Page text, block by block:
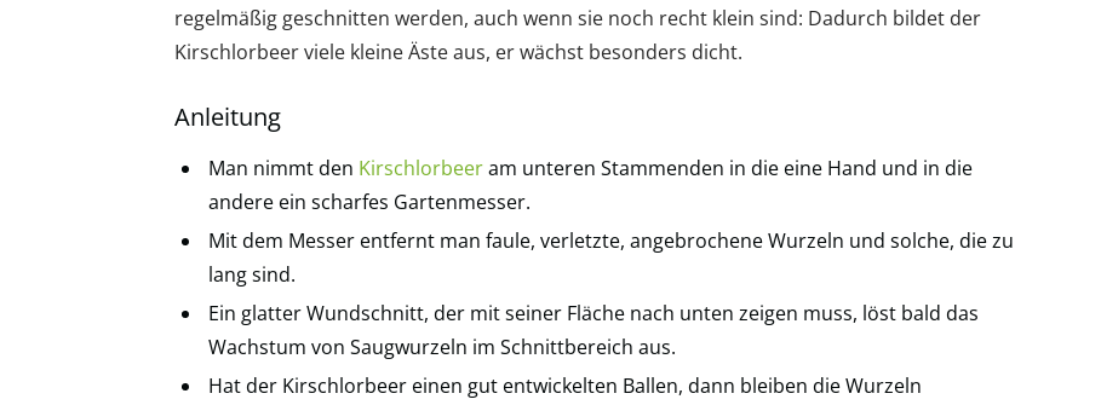
regelmäßig geschnitten werden, auch wenn sie noch recht klein sind: Dadurch bildet der
Kirschlorbeer viele kleine Äste aus, er wächst besonders dicht.
Anleitung
Man nimmt den Kirschlorbeeram unteren Stammenden in die eine Hand und in die
andere ein scharfes Gartenmesser.
Mit dem Messer entfernt man faule, verletzte, angebrochene Wurzeln und solche, die zu
lang sind.
Ein glatter Wundschnitt, der mit seiner Fläche nach unten zeigen muss, löst bald das
Wachstum von Saugwurzeln im Schnittbereich aus.
Hat der Kirschlorbeer einen gut entwickelten Ballen, dann bleiben die Wurzeln